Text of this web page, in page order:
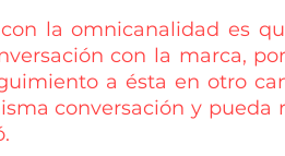
la omnicanalidad es
con la marca,
a ésta en otro
conversación y pueda